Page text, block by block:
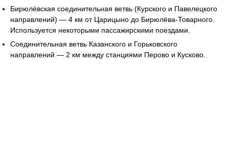
Бирюлёвская соединительная ветвь (Курского и Павелецкого
направлений) — 4 км от Царицыно до Бирюлёва-Товарного.
Используется некоторыми пассажирскими поездами.
Соединительная ветвь Казанского и Горьковского
направлений — 2 км между станциями Перово и Кусково.